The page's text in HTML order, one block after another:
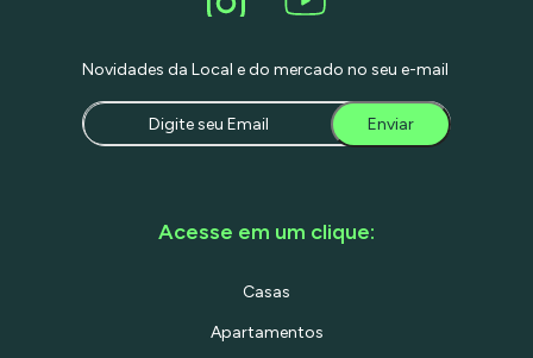
Novidades da Local e do mercado no seu e-mail
Enviar
Acesse em um clique:
Casas
Apartamentos